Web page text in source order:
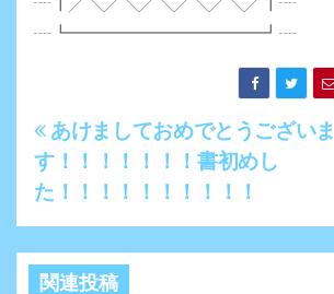
┈┗━━━━━━━━━━━┛┈
投
稿
ナ
ビ
あけましておめでとうございま
す！！！！！！！書初めし
た！！！！！！！！！！
関連投稿